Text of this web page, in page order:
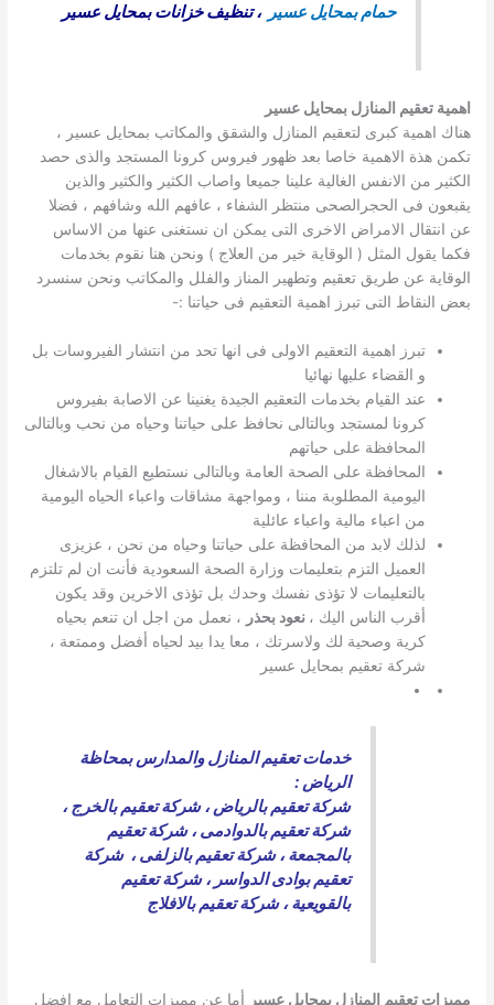
حمام بمحايل عسير ،تنظيف خزانات بمحايل عسير
اهمية تعقيم المنازل بمحايل عسير
هناك اهمية كبرى لتعقيم المنازل والشقق والمكاتب بمحايل عسير ،
تكمن هذة الاهمية خاصا بعد ظهور فيروس كرونا المستجد والذى حصد
الكثير من الانفس الغالية علينا جميعا واصاب الكثير والكثير والذين
يقبعون فى الحجرالصحى منتظر الشفاء ، عافهم الله وشافهم ، فضلا
عن انتقال الامراض الاخرى التى يمكن ان نستغنى عنها من الاساس
فكما يقول المثل ( الوقاية خير من العلاج ) ونحن هنا نقوم بخدمات
الوقاية عن طريق تعقيم وتطهير المناز والفلل والمكاتب ونحن سنسرد
بعض النقاط التى تبرز اهمية التعقيم فى حياتنا :-
تبرز اهمية التعقيم الاولى فى انها تحد من انتشار الفيروسات بل
و القضاء عليها نهائيا
عند القيام بخدمات التعقيم الجيدة يغنينا عن الاصابة بفيروس
كرونا لمستجد وبالتالى نحافظ على حياتنا وحياه من نحب وبالتالى
المحافظة على حياتهم
المحافظة على الصحة العامة وبالتالى نستطيع القيام بالاشغال
اليومية المطلوبة مننا ، ومواجهة مشاقات واعباء الحياه اليومية
من اعباء مالية واعباء عائلية
لذلك لابد من المحافظة على حياتنا وحياه من نحن ، عزيزى
العميل التزم بتعليمات وزارة الصحة السعودية فأنت ان لم تلتزم
بالتعليمات لا تؤذى نفسك وحدك بل تؤذى الاخرين وقد يكون
أقرب الناس اليك ، نعود بحذر ، نعمل من اجل ان تنعم بحياه
كرية وصحية لك ولاسرتك ، معا يدا بيد لحياه أفضل وممتعة ،
شركة تعقيم بمحايل عسير
خدمات تعقيم المنازل والمدارس بمحاظة
الرياض :
شركة تعقيم بالرياض،شركة تعقيم بالخرج،
شركة تعقيم بالدوادمى،شركة تعقيم
بالمجمعة،شركة تعقيم بالزلفى، شركة
تعقيم بوادى الدواسر ،شركة تعقيم
بالقويعية،شركة تعقيم بالافلاج
مميزات تعقيم المنازل بمحايل عسير أما عن مميزات التعامل مع افضل